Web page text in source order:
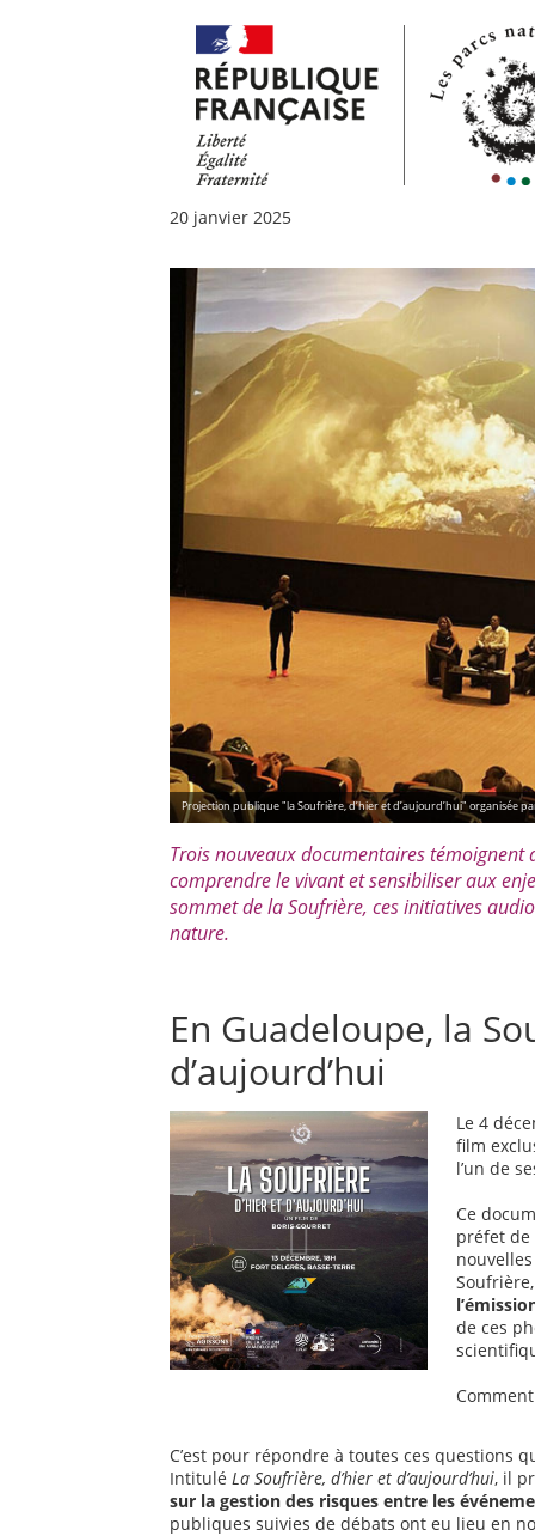
20 janvier 2025
Projection publique "la Soufrière, d’hier et d’aujourd’hui" organisée
Trois nouveaux documentaires
comprendre le vivant et sensibiliser aux
sommet de la Soufrière, ces initiatives
nature.
En Guadeloupe, la
d’aujourd’hui
Le 4
film
l’un de
Ce
préfet
de ces
C’est pour répondre à toutes ces questions
Intitulé La Soufrière, d’hier et d’aujourd’hui, il
sur la gestion des risques entre les
publiques suivies de débats ont eu lieu en